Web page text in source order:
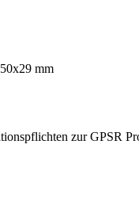
mm
zur GPSR